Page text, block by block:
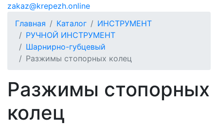
zakaz@krepezh.online
Главная
Каталог
ИНСТРУМЕНТ
РУЧНОЙ ИНСТРУМЕНТ
Шарнирно-губцевый
Разжимы стопорных колец
Разжимы стопорных
колец